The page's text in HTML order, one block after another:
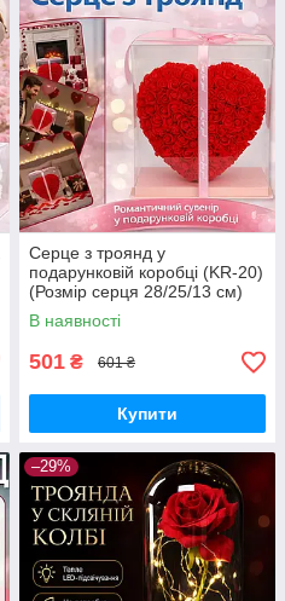
Серце з троянд у
подарунковій коробці (KR-20)
(Розмір серця 28/25/13 см)
Романтичний подарунок Love
Box
В наявності
501 ₴ 601 ₴
Купити
–29%